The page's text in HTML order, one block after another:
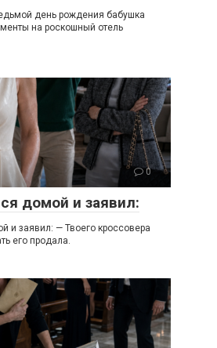
день рождения бабушка
на роскошный отель
0
домой и заявил:
и заявил: — Твоего кроссовера
его продала.